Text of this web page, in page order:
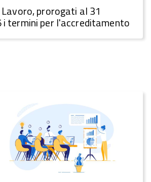
prorogati al 31
termini per l'accreditamento